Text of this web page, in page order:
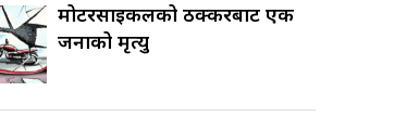
मोटरसाइकलको ठक्करबाट एक
जनाको मृत्यु